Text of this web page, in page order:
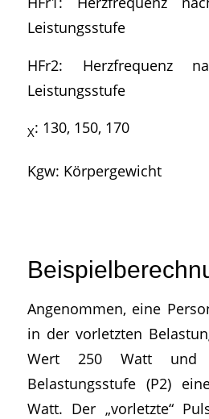
Leistungsstufe
HFr2: Herzfrequenz
Leistungsstufe
X: 130, 150, 170
Kgw: Körpergewicht
Angenommen, eine
in der vorletzten
Wert 250 Watt
Belastungsstufe (P2)
Watt. Der „vorletzte“